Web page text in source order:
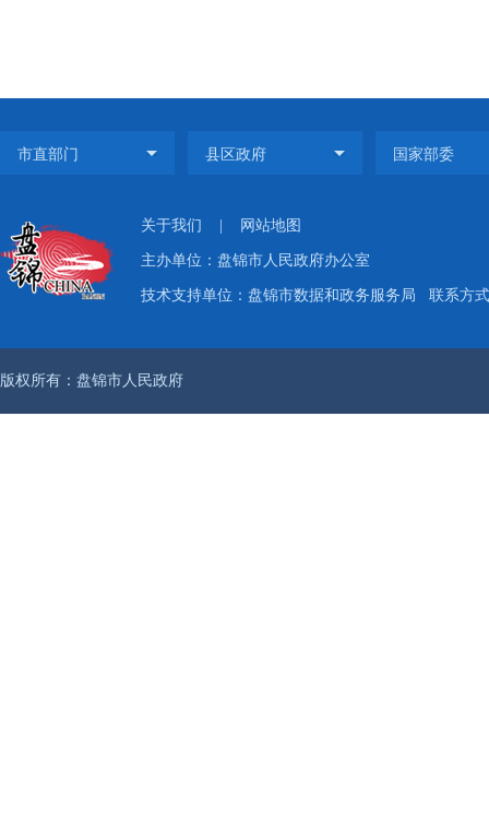
关于我们 网站地图
主办单位：盘锦市人民政府办公室
技术支持单位：盘锦市数据和政务服务局 联系方
版权所有：盘锦市人民政府